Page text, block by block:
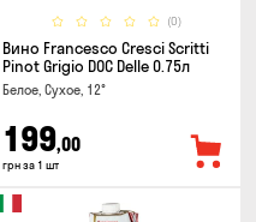
(0)
Вино Francesco Cresci Scritti
Pinot Grigio DOC Delle 0.75л
Белое, Сухое, 12°
199,00
грн за 1 шт